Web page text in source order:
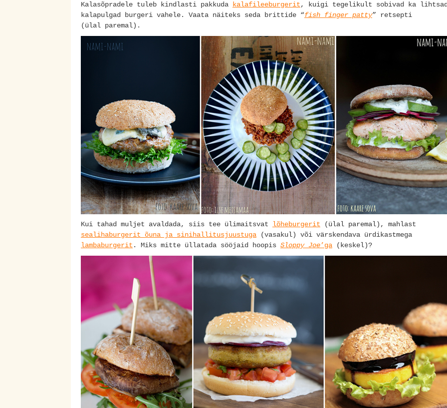
Kalasõpradele tuleb kindlasti pakkuda kalafileeburgerit, kuigi tegelikult sobivad ka
kalapulgad burgeri vahele. Vaata näiteks seda brittide “fish finger patty” retsepti
(ülal paremal).
Kui tahad muljet avaldada, siis tee ülimaitsvat lõheburgerit (ülal paremal), mahlast
sealihaburgerit õuna ja sinihallitusjuustuga (vasakul) või värskendava ürdikastmega
lambaburgerit . Miks mitte üllatada sööjaid hoopis Sloppy Joe’ga (keskel)?